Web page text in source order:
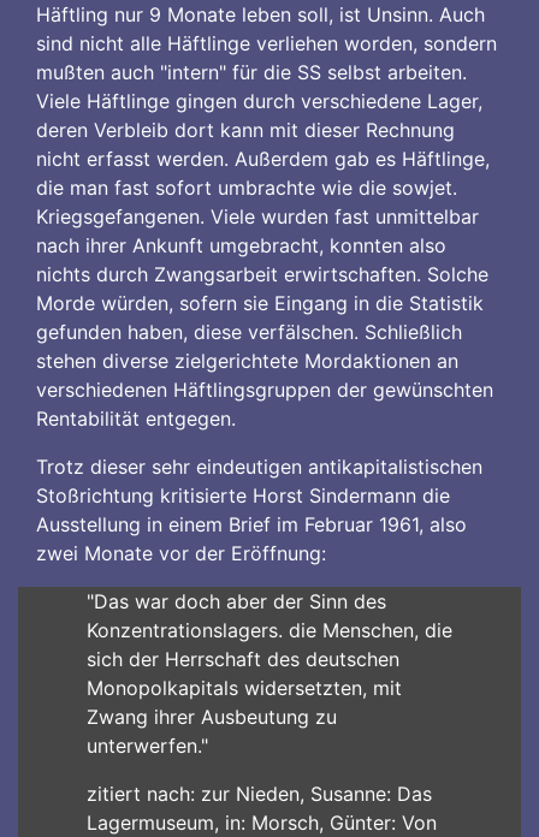
Häftling nur 9 Monate leben soll, ist Unsinn. Auch
sind nicht alle Häftlinge verliehen worden, sondern
mußten auch "intern" für die SS selbst arbeiten.
Viele Häftlinge gingen durch verschiedene Lager,
deren Verbleib dort kann mit dieser Rechnung
nicht erfasst werden. Außerdem gab es Häftlinge,
die man fast sofort umbrachte wie die sowjet.
Kriegsgefangenen. Viele wurden fast unmittelbar
nach ihrer Ankunft umgebracht, konnten also
nichts durch Zwangsarbeit erwirtschaften. Solche
Morde würden, sofern sie Eingang in die Statistik
gefunden haben, diese verfälschen. Schließlich
stehen diverse zielgerichtete Mordaktionen an
verschiedenen Häftlingsgruppen der gewünschten
Rentabilität entgegen.
Trotz dieser sehr eindeutigen antikapitalistischen
Stoßrichtung kritisierte Horst Sindermann die
Ausstellung in einem Brief im Februar 1961, also
zwei Monate vor der Eröffnung:
"Das war doch aber der Sinn des
Konzentrationslagers. die Menschen, die
sich der Herrschaft des deutschen
Monopolkapitals widersetzten, mit
Zwang ihrer Ausbeutung zu
unterwerfen."
zitiert nach: zur Nieden, Susanne: Das
Lagermuseum, in: Morsch, Günter: Von